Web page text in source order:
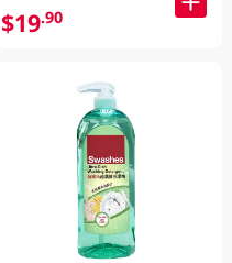
$19.90